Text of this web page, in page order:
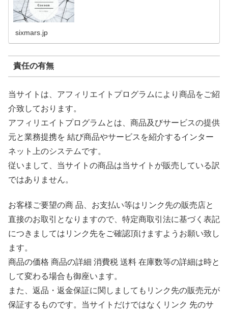
sixmars.jp
責任の有無
当サイトは、アフィリエイトプログラムにより商品をご紹
介致しております。
アフィリエイトプログラムとは、商品及びサービスの提供
元と業務提携を 結び商品やサービスを紹介するインター
ネット上のシステムです。
従いまして、当サイトの商品は当サイトが販売している訳
ではありません。
お客様ご要望の商 品、お支払い等はリンク先の販売店と
直接のお取引となりますので、特定商取引法に基づく表記
につきましてはリンク先をご確認頂けますようお願い致し
ます。
商品の価格 商品の詳細 消費税 送料 在庫数等の詳細は時と
して変わる場合も御座います。
また、返品・返金保証に関しましてもリンク先の販売元が
保証するものです。当サイトだけではなくリンク 先のサ